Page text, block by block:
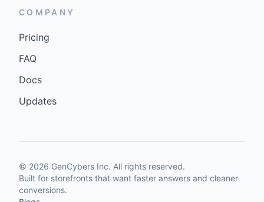
COMPANY
Pricing
FAQ
Docs
Updates
© 2026 GenCybers Inc. All rights reserved.
Built for storefronts that want faster answers and cleaner
conversions.